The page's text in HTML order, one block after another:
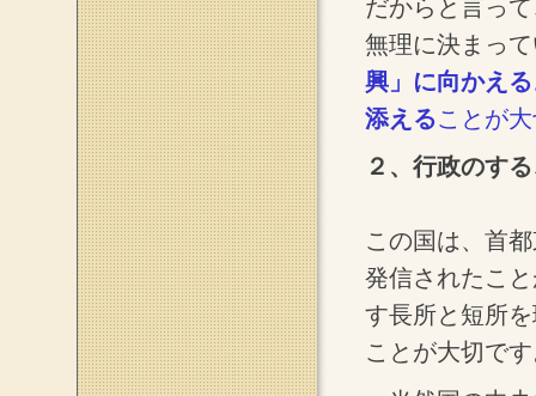
だからと言っ
無理に決まっ
興」に向かえ
添えることが
２、行政のす
この国は、首
発信されたこ
す長所と短所
ことが大切で